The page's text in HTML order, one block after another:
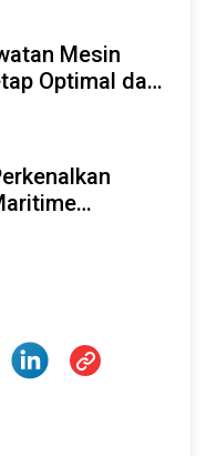
Mesin
Optimal dan
AI dan IoT